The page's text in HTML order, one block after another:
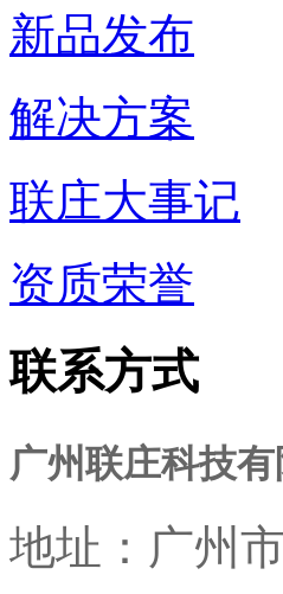
新品发布
解决方案
联庄大事记
资质荣誉
联系方式
广州联庄科技有
地址： 广州